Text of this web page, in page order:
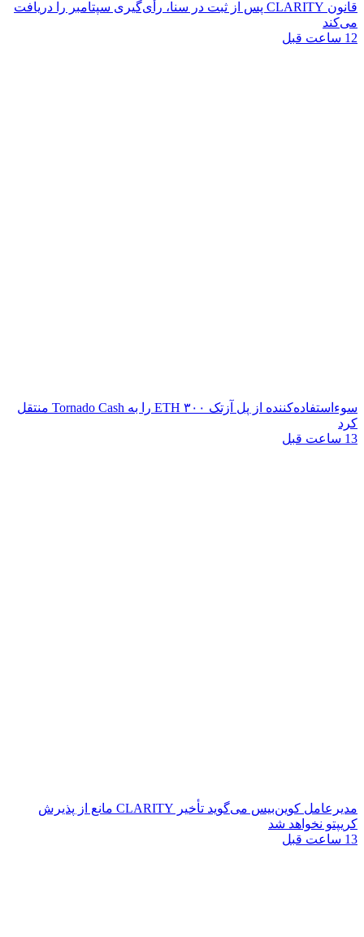
قانون CLARITY پس از ثبت در سنا، رأی‌گیری سپتامبر را دریافت
می‌کند
12 ساعت قبل
سوءاستفاده‌کننده از پل آزتک ۳۰۰ ETH را به Tornado Cash منتقل
کرد
13 ساعت قبل
مدیرعامل کوین‌بیس می‌گوید تأخیر CLARITY مانع از پذیرش
کریپتو نخواهد شد
13 ساعت قبل